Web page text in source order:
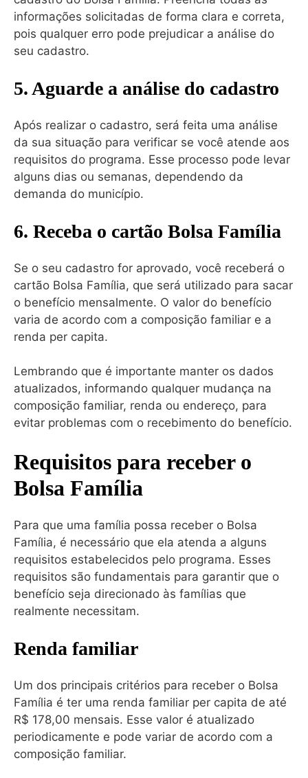
informações solicitadas de forma clara e correta,
pois qualquer erro pode prejudicar a análise do
seu cadastro.
5. Aguarde a análise do cadastro
Após realizar o cadastro, será feita uma análise
da sua situação para verificar se você atende aos
requisitos do programa. Esse processo pode levar
alguns dias ou semanas, dependendo da
demanda do município.
6. Receba o cartão Bolsa Família
Se o seu cadastro for aprovado, você receberá o
cartão Bolsa Família, que será utilizado para sacar
o benefício mensalmente. O valor do benefício
varia de acordo com a composição familiar e a
renda per capita.
Lembrando que é importante manter os dados
atualizados, informando qualquer mudança na
composição familiar, renda ou endereço, para
evitar problemas com o recebimento do benefício.
Requisitos para receber o
Bolsa Família
Para que uma família possa receber o Bolsa
Família, é necessário que ela atenda a alguns
requisitos estabelecidos pelo programa. Esses
requisitos são fundamentais para garantir que o
benefício seja direcionado às famílias que
realmente necessitam.
Renda familiar
Um dos principais critérios para receber o Bolsa
Família é ter uma renda familiar per capita de até
R$ 178,00 mensais. Esse valor é atualizado
periodicamente e pode variar de acordo com a
composição familiar.